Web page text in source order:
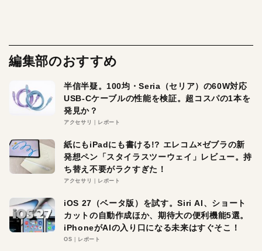
編集部のおすすめ
半信半疑。100均・Seria（セリア）の60W対応
USB-Cケーブルの性能を検証。超コスパの1本を
発見か？
アクセサリ レポート
紙にもiPadにも書ける!? エレコム×ゼブラの新
発想ペン「スタイラスツーウェイ」レビュー。持
ち替え不要がラクすぎた！
アクセサリ レポート
iOS 27（ベータ版）を試す。Siri AI、ショート
カットの自動作成ほか、期待大の便利機能5選。
iPhoneがAIの入り口になる未来はすぐそこ！
OS レポート